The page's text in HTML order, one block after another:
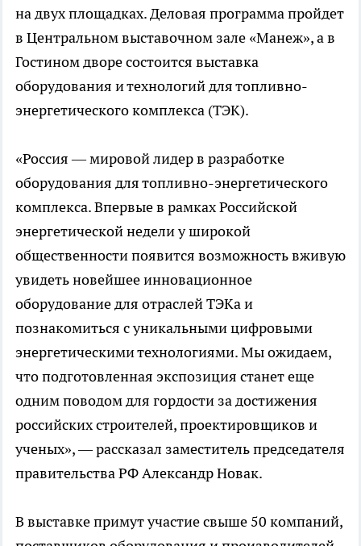
на двух площадках. Деловая программа пройдет
в Центральном выставочном зале «Манеж», а в
Гостином дворе состоится выставка
оборудования и технологий для топливно-
энергетического комплекса (ТЭК).
«Россия — мировой лидер в разработке
оборудования для топливно-энергетического
комплекса. Впервые в рамках Российской
энергетической недели у широкой
общественности появится возможность вживую
увидеть новейшее инновационное
оборудование для отраслей ТЭКа и
познакомиться с уникальными цифровыми
энергетическими технологиями. Мы ожидаем,
что подготовленная экспозиция станет еще
одним поводом для гордости за достижения
российских строителей, проектировщиков и
ученых», — рассказал заместитель председателя
правительства РФ Александр Новак.
В выставке примут участие свыше 50 компаний,